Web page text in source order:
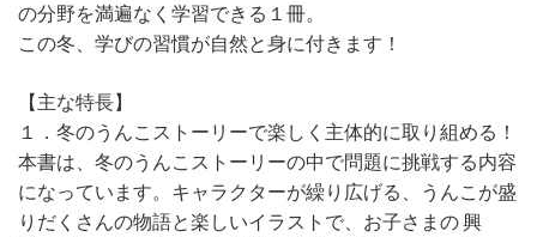
の分野を満遍なく学習できる１冊。
この冬、学びの習慣が自然と身に付きます！
【主な特長】
１．冬のうんこストーリーで楽しく主体的に取り組める！
本書は、冬のうんこストーリーの中で問題に挑戦する内容
になっています。キャラクターが繰り広げる、うんこが盛
りだくさんの物語と楽しいイラストで、お子さまの 興